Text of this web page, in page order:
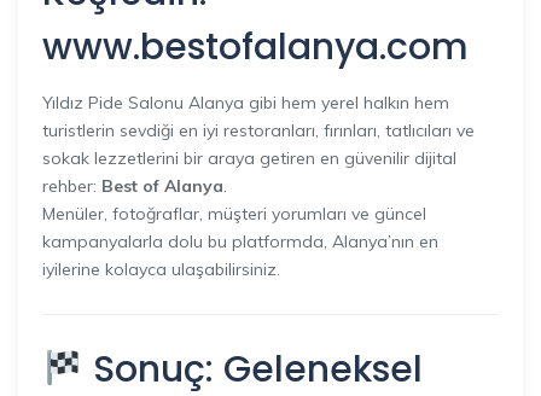
www.bestofalanya.com
Yıldız Pide Salonu Alanya gibi hem yerel halkın hem
turistlerin sevdiği en iyi restoranları, fırınları, tatlıcıları ve
sokak lezzetlerini bir araya getiren en güvenilir dijital
rehber: Best of Alanya
Menüler, fotoğraflar, müşteri yorumları ve güncel
kampanyalarla dolu bu platformda, Alanya’nın en
iyilerine kolayca ulaşabilirsiniz.
Sonuç: Geleneksel